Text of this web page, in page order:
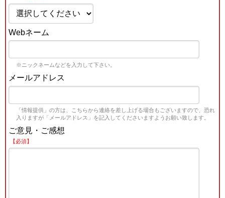
Webネーム
※ニックネームなどを入力して下さい。
メールアドレス
「情報提供」の方は、こちらから連絡を差し上げる場合もございますので、恐れ
入りますが「メールアドレス」を記入してくださいますようお願い致します。
ご意見・ご感想
【必須】